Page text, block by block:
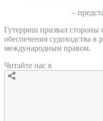
–
Гутерриш призвал стороны
обеспечения судоходства в
международным правом.
Читайте нас в